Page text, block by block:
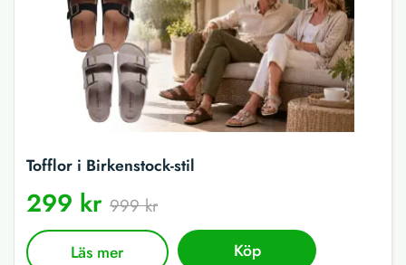
Tofflor i Birkenstock-stil
299 kr 999 kr
Läs mer Köp